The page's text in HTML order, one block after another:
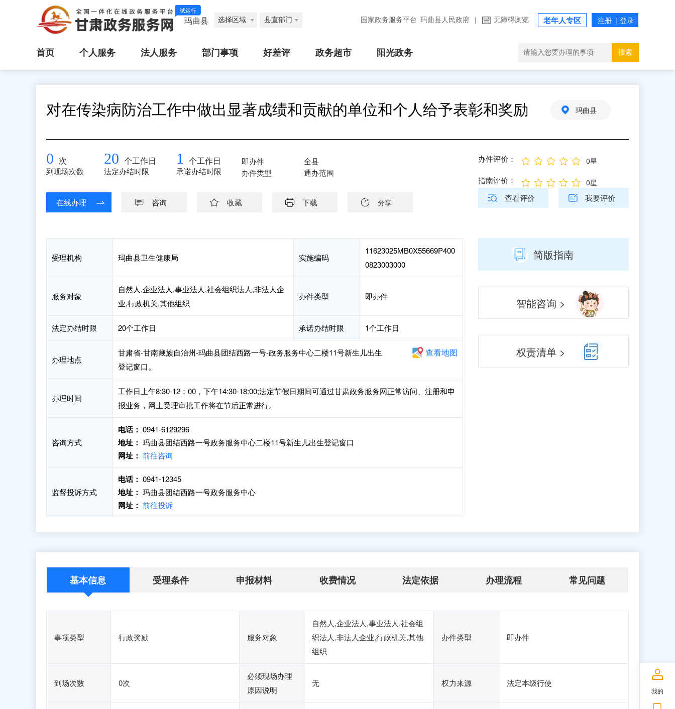
试运行
玛曲县 选择区域 县直部门 国家政务服务平台 玛曲县人民政府 无障碍浏览 老年人专区
首页 个人服务 法人服务 部门事项 好差评 政务超市 阳光政务 搜索
对在传染病防治工作中做出显著成绩和贡献的单位和个人给予表彰和奖励 玛曲县
0 次
到现场次数
20 个工作日
法定办结时限
1 个工作日
承诺办结时限
即办件
办件类型
全县
通办范围
在线办理 咨询 收藏 下载 分享
办件评价： 0星
指南评价： 0星
查看评价 我要评价
受理机构 玛曲县卫生健康局 实施编码
11623025MB0X55669P400
0823003000
服务对象
自然人,企业法人,事业法人,社会组织法人,非法人企
业,行政机关,其他组织
办件类型 即办件
法定办结时限 20个工作日 承诺办结时限 1个工作日
办理地点
甘肃省-甘南藏族自治州-玛曲县团结西路一号-政务服务中心二楼11号新生儿出生
登记窗口。
查看地图
办理时间
工作日上午8:30-12：00，下午14:30-18:00;法定节假日期间可通过甘肃政务服务网正常访问、注册和申
报业务，网上受理审批工作将在节后正常进行。
咨询方式
电话： 0941-6129296
地址： 玛曲县团结西路一号政务服务中心二楼11号新生儿出生登记窗口
网址： 前往咨询
监督投诉方式
电话： 0941-12345
地址： 玛曲县团结西路一号政务服务中心
网址： 前往投诉
简版指南
智能咨询 >
权责清单 >
基本信息 受理条件 申报材料 收费情况 法定依据 办理流程 常见问题
事项类型 行政奖励 服务对象
自然人,企业法人,事业法人,社会组
织法人,非法人企业,行政机关,其他
组织
办件类型 即办件
到场次数 0次
必须现场办理
原因说明
无 权力来源 法定本级行使
我的